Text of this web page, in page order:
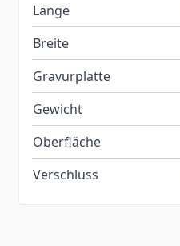
Länge
Breite
Gravurplatte
Gewicht
Oberfläche
Verschluss